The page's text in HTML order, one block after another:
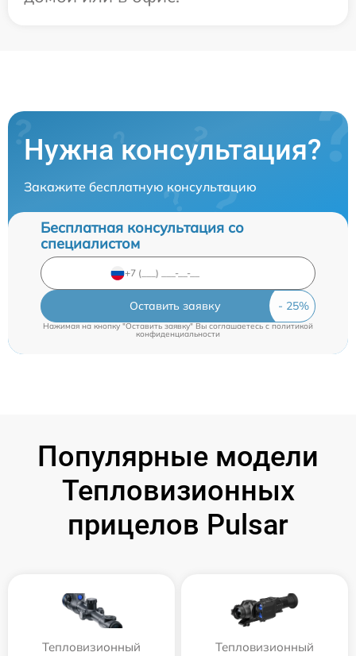
Нужна консультация?
Закажите бесплатную консультацию
Бесплатная консультация со
специалистом
Оставить заявку
Нажимая на кнопку "Оставить заявку" Вы соглашаетесь cполитикой
конфиденциальности
Популярные модели
Тепловизионных
прицелов Pulsar
Тепловизионный
Тепловизионный